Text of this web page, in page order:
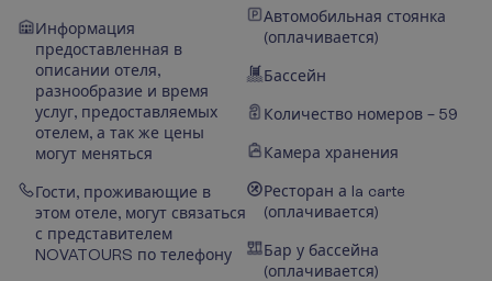
Информация
предоставленная в
описании отеля,
разнообразие и время
услуг, предоставляемых
отелем, а так же цены
могут меняться
Гости, проживающие в
этом отеле, могут связаться
с представителем
NOVATOURS по телефону
Автомобильная стоянка
(оплачивается)
Бассейн
Количество номеров – 59
Камера хранения
Ресторан а la carte
(оплачивается)
Бар у бассейна
(оплачивается)